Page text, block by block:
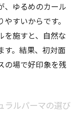
、ゆるめのカール
すいからです。
を施すと、自然な
す。結果、初対面
の場で好印象を残
ラルパーマの選び